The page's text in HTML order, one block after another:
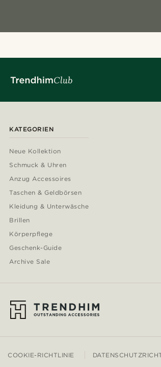
KATEGORIEN
Neue Kollektion
Schmuck & Uhren
Anzug Accessoires
Taschen & Geldbörsen
Kleidung & Unterwäsche
Brillen
Körperpflege
Geschenk-Guide
Archive Sale
COOKIE-RICHTLINIE